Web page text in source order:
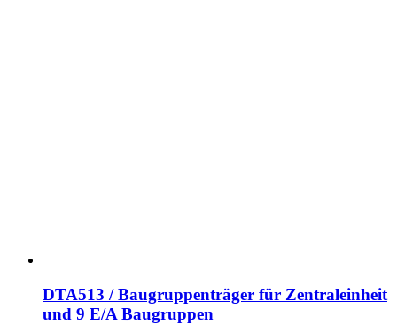
DTA513 / Baugruppenträger für Zentraleinheit
und 9 E/A Baugruppen